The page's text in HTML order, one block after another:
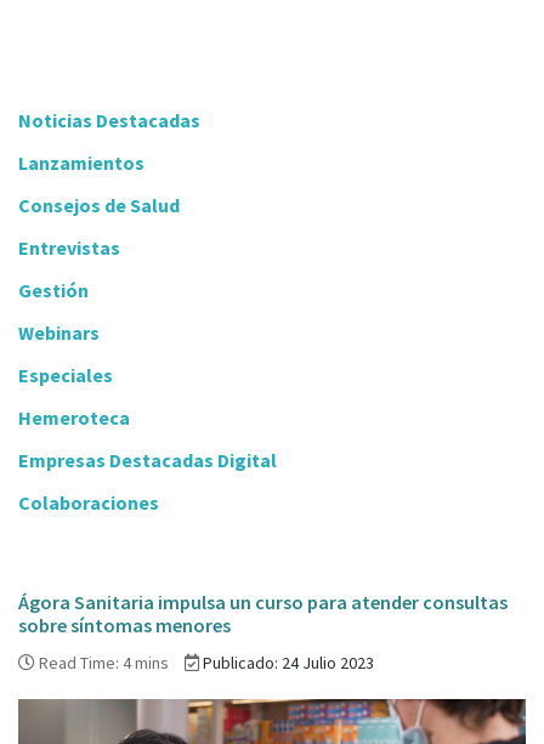
Noticias Destacadas
Lanzamientos
Consejos de Salud
Entrevistas
Gestión
Webinars
Especiales
Hemeroteca
Empresas Destacadas Digital
Colaboraciones
Ágora Sanitaria impulsa un curso para atender consultas
sobre síntomas menores
Read Time: 4 mins Publicado: 24 Julio 2023